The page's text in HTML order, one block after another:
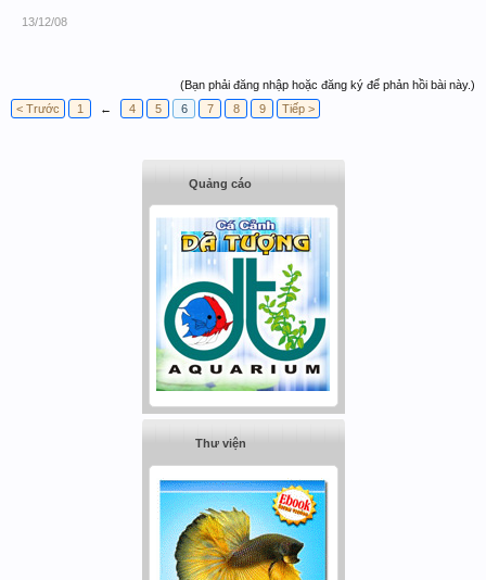
13/12/08
(Bạn phải đăng nhập hoặc đăng ký để phản hồi bài này.)
< Trước
1 ← 4 5 6 7 8 9 Tiếp >
Quảng cáo
Thư viện